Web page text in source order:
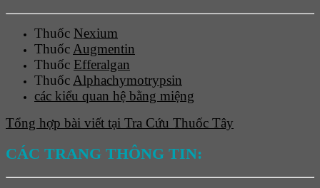
Thuốc Nexium
ThuốcAugmentin
Thuốc Efferalgan
ThuốcAlphachymotrypsin
các kiểu quan hệ bằng miệng
Tổng hợp bài viết tại Tra Cứu Thuốc Tây
CÁC TRANG THÔNG TIN: